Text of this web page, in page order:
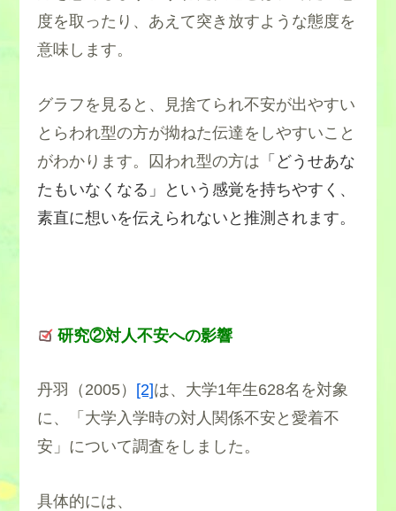
度を取ったり、あえて突き放すような態度を
意味します。
グラフを見ると、見捨てられ不安が出やすい
とらわれ型の方が拗ねた伝達をしやすいこと
がわかります。囚われ型の方は 「どうせあな
たもいなくなる」という感覚を持ちやすく、
素直に想いを伝えられないと推測されます。
研究②対人不安への影響
丹羽（2005） [2]は、大学1年生628名を対象
に、「大学入学時の対人関係不安と愛着不
安」について調査をしました。
具体的には、